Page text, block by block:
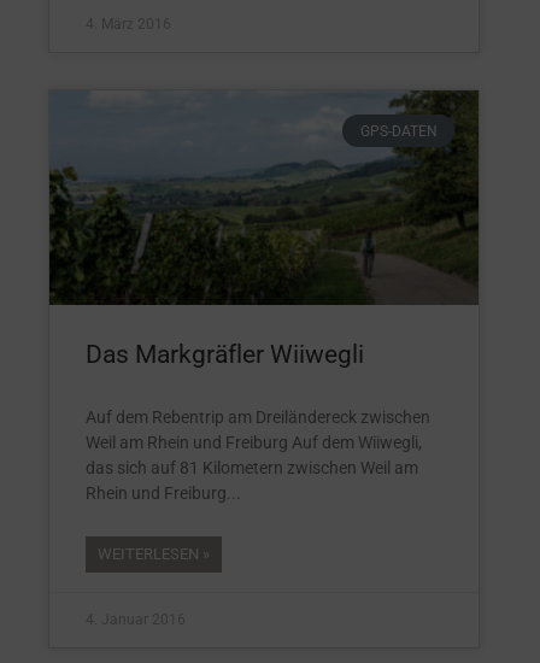
4. März 2016
GPS-DATEN
Das Markgräfler Wiiwegli
Auf dem Rebentrip am Dreiländereck zwischen
Weil am Rhein und Freiburg Auf dem Wiiwegli,
das sich auf 81 Kilometern zwischen Weil am
Rhein und Freiburg
WEITERLESEN »
4. Januar 2016